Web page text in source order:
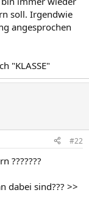
soll. Irgendwie
angesprochen
"KLASSE"
#22
???????
dabei sind??? >>